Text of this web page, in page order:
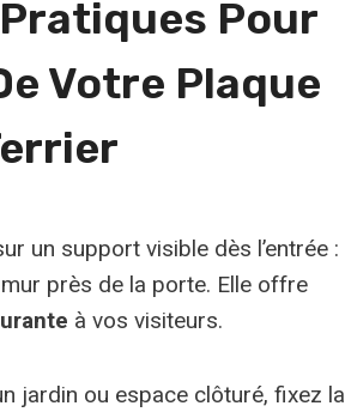
Pour
Votre Plaque
un support visible dès l’entrée :
près de la porte. Elle offre
à vos visiteurs.
jardin ou espace clôturé, fixez la